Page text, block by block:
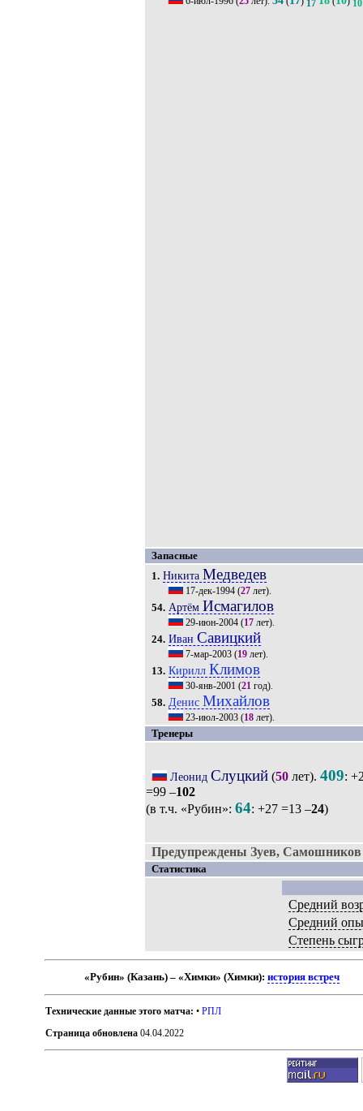
17 10
Запасные
1. Никита Медведев
17-дек-1994(27лет).
54. Артём Исмагилов
29-июн-2004(17лет).
24. Иван Савицкий
7-мар-2003(19лет).
13. Кирилл Климов
30-янв-2001 (21год).
58. Денис Михайлов
23-июл-2003(18лет).
Тренеры
Леонид Слуцкий(50лет). 409:
=99 –102
(в т.ч. «Рубин»: 64: +27 =13 –24)
Предупреждены Зуев,
Статистика
Средний
Средний
Степень
«Рубин» (Казань) – «Химки» (Химки):история встреч
Технические данные этого матча: •РПЛ
Страница обновлена 04.04.2022